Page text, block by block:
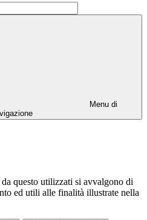
Menu di
questo utilizzati si avvalgono di
ed utili alle finalità illustrate nella